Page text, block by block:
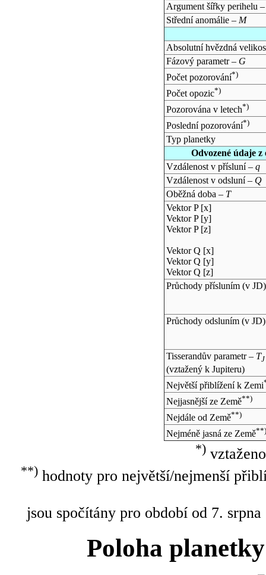
Argument šířky perihelu
Střední anomálie – M
Absolutní hvězdná
Fázový parametr – G
Počet pozorování*)
Počet opozic*)
Pozorována v letech*)
Poslední pozorování*)
Typ planetky
Odvozené údaje
Vzdálenost v přísluní – q
Vzdálenost v odsluní – Q
Oběžná doba – T
Vektor P [x]
Vektor P [y]
Vektor P [z]
Vektor Q [x]
Vektor Q [y]
Vektor Q [z]
Průchody přísluním (v JD)
Průchody odsluním (v JD)
Tisserandův parametr – TJ
(vztažený k Jupiteru)
Největší přiblížení k Zemi
Nejjasnější ze Země**)
Nejdále od Země**)
Nejméně jasná ze Země**)
*)
**)hodnoty pro největší/nejmenší
jsou spočítány pro období od 7.
Poloha